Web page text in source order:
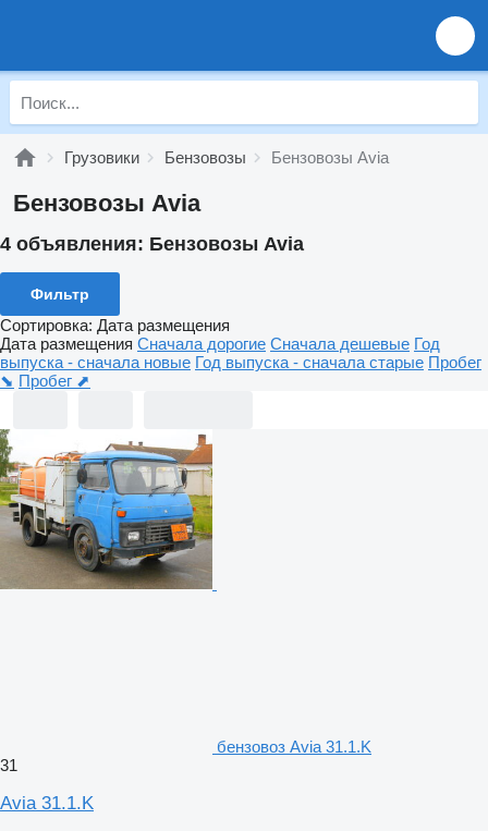
Грузовики Бензовозы Бензовозы Avia
Бензовозы Avia
4 объявления: Бензовозы Avia
Фильтр
Сортировка: Дата размещения
Дата размещения Сначала дорогие Сначала дешевые Год
выпуска - сначала новые Год выпуска - сначала старые Пробег
⬊ Пробег ⬈
бензовоз Avia 31.1.K
31
Avia 31.1.K